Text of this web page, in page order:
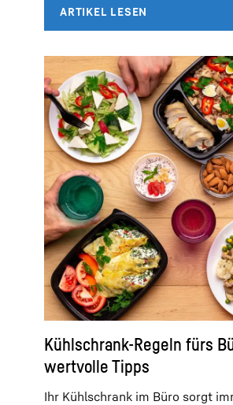
Kühlschrank-Regeln fürs
wertvolle Tipps
Ihr Kühlschrank im Büro sorgt